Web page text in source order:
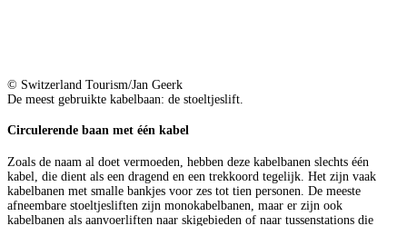
© Switzerland Tourism/Jan Geerk
De meest gebruikte kabelbaan: de stoeltjeslift.
Circulerende baan met één kabel
Zoals de naam al doet vermoeden, hebben deze kabelbanen slechts één
kabel, die dient als een dragend en een trekkoord tegelijk. Het zijn vaak
kabelbanen met smalle bankjes voor zes tot tien personen. De meeste
afneembare stoeltjesliften zijn monokabelbanen, maar er zijn ook
kabelbanen als aanvoerliften naar skigebieden of naar tussenstations die